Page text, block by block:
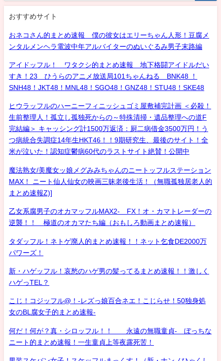
おすすめサイト
おネコさん的まとめ速報 僕の彼女はエリーちゃん人形！豆腐メ
ンタルメンヘラ電波中年アルバイターのぬいぐるみ男子末路編
アイドッフル！ ワタクシ的まとめ速報 地下格闘アイドルだい
すき！23 ひうらのアニメ放送局101ちゃんねる BNK48 ！
SNH48！JKT48！MNL48！SGO48！GNZ48！STU48！SKE48
ヒウラッフルのハーニーフィニッシュゴミ屋敷補完計画 ＜必殺！
生前整理人！孤立し孤独死からの～特殊清掃・遺品整理への道F
完結編＞ キャッシング計1500万返済：厨二病借金3500万円！う
つ病統合失調症14年生HKT46！！9期研究生、最後のサイト！全
米が泣いた！認知症鬱病60代のラストサイト絶賛！公開中
魔法熟女/美魔女ッ娘メグみみちゃんのニートッフルステーション
MAX！ ニート仙人仙女の映画三昧老後生活！（無職孤独居老人的
まとめ速報Z)]
乙女系腐男子のオカマッフルMAX2- FX！オ・カマトレーダーの
逆襲！！ 極道のオカマたち編（おもしろ動画まとめ速報）
タダッフル！ネトゲ廃人的まとめ速報！！ネット乞食DE2000万
パワーズ！
新・ハゲッフル！哀愁のハゲ男の髪ってるまとめ速報！！激しく
ハゲっTEL？
こじ！コジッフル@！-レズっ娘百合ネエ！こじらせ！50独身処
女のBL腐女子的まとめ速報-
何だ！何が？真・シロッフル！！ 永遠の無職童貞- ぼっちな
ニート的まとめ速報！一生童貞上等夜露死苦！